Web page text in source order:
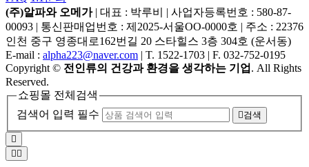
(주)알파와 오메가 | 대표 : 박루비 | 사업자등록번호 : 580-87-
00093 | 통신판매업번호 : 제2025-서울OO-0000호 | 주소 : 22376
인천 중구 영종대로162번길 20 스타힐스 3층 304호 (운서동)
E-mail : alpha223@naver.com | T. 1522-1703 | F. 032-752-0195
Copyright © 전인류의 건강과 환경을 생각하는 기업 . All Rights
Reserved.
쇼핑몰 전체검색
검색어 입력 필수
검색